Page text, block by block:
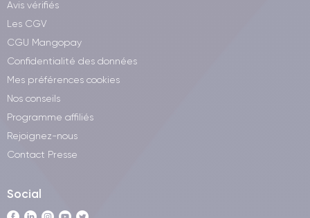
Avis vérifiés
Les CGV
CGU Mangopay
Confidentialité des données
Mes préférences cookies
Nos conseils
Programme affiliés
Rejoignez-nous
Contact Presse
Social